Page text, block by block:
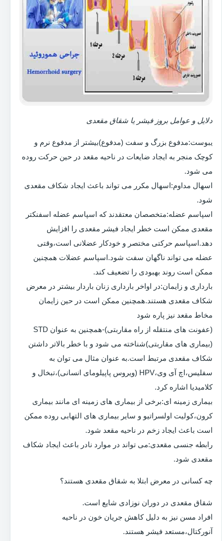
دلایل و عوامل بروز فیشر یا شقاق مقعدی
یبوست:مدفوع بزرگ و سفت (مدفوع)بیشتر از مدفوع نرم و
کوچک منجر به ایجاد ضایعات در ناحیه مقعد در حین حرکت روده
می شود.
اسهال مداوم:اسهال مکرر می تواند باعث ایجاد شکاف مقعدی
شود.
اسپاسم عضله:متخصصان معتقدند که اسپاسم عضله اسفنکتر
مقعدی ممکن است خطر ایجاد فیشر مقعدی را افزایش
دهد.اسپاسم حرکتی مختصر و خودکار عضلانی است،وقتی
عضله می تواند ناگهان سفت شود.اسپاسم عضلات همچنین
ممکن است روند بهبودی را تضعیف کند.
بارداری و زایمان:در اواخر بارداری زنان باردار بیشتر در معرض
شکاف مقعدی هستند.همچنین ممکن است در حین زایمان
مخاط مقعد نیز پاره شود
(عفونت های منتقله از راه مقاربتی)-همچنین به عنوان STD
(بیماری های مقاربتی)شناخته می شود و با خطر بالاتر داشتن
شکاف مقعدی مرتبط است.به عنوان مثال می توان به
سفلیس،اچ آی وی،HPV (ویروس پاپیلومای انسانی)،تبخال و
کلامیدیا اشاره کرد.
بیماری زمینه ای:برخی از بیماری های زمینه ای مانند بیماری
کرون،کولیت اولسراتیو و سایر بیماری های التهابی روده ممکن
است باعث ایجاد زخم در ناحیه مقعد شود.
رابطه جنسی مقعدی:می تواند در موارد نادر باعث ایجاد شکاف
مقعدی شود.
چه کسانی در معرض ابتلا به شقاق مقعدی هستند؟
شقاق مقعدی در دوران نوزادی شایع است.
افراد مسن نیز به دلیل کاهش جریان خون در ناحیه
آنورکتال،مستعد فیشر هستند.